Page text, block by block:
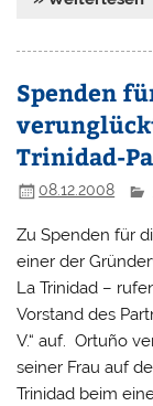
Spenden
Trinidad-
08.12.2008
Zu Spenden für
einer der
La Trinidad –
Vorstand des
V.“ auf. Ortuño
seiner Frau auf
Trinidad beim